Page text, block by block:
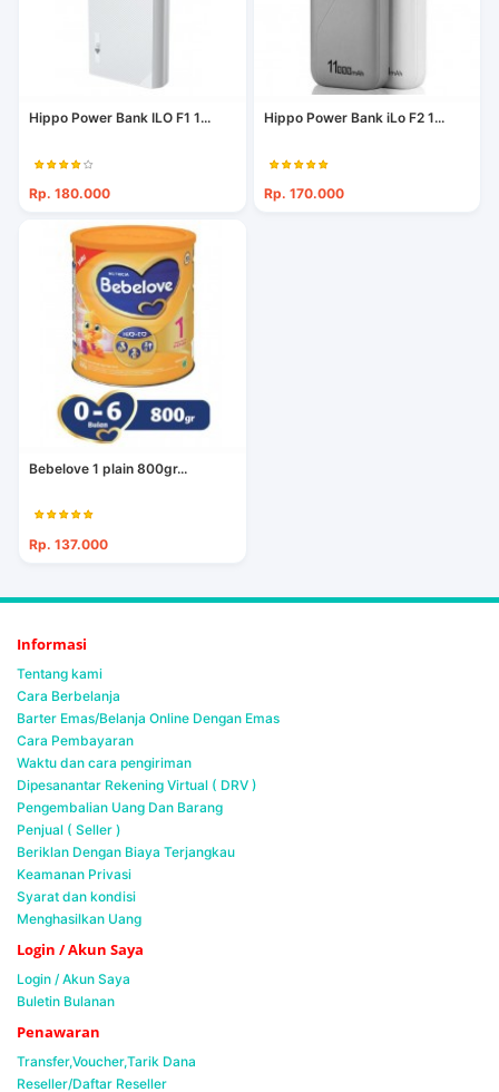
Hippo Power Bank ILO F1 1...
Rp. 180.000
Hippo Power Bank iLo F2 1...
Rp. 170.000
Bebelove 1 plain 800gr...
Rp. 137.000
Informasi
Tentang kami
Cara Berbelanja
Barter Emas/Belanja Online Dengan Emas
Cara Pembayaran
Waktu dan cara pengiriman
Dipesanantar Rekening Virtual ( DRV )
Pengembalian Uang Dan Barang
Penjual ( Seller )
Beriklan Dengan Biaya Terjangkau
Keamanan Privasi
Syarat dan kondisi
Menghasilkan Uang
Login / Akun Saya
Login / Akun Saya
Buletin Bulanan
Penawaran
Transfer,Voucher,Tarik Dana
Reseller/Daftar Reseller